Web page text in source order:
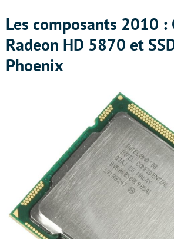
Les composants 2010 :
Radeon HD 5870 et
Phoenix